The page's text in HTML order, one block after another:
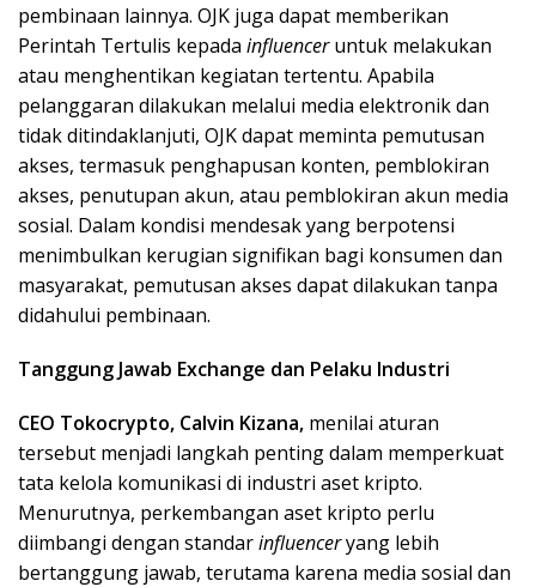
pembinaan lainnya. OJK juga dapat memberikan
Perintah Tertulis kepada influenceruntuk melakukan
atau menghentikan kegiatan tertentu. Apabila
pelanggaran dilakukan melalui media elektronik dan
tidak ditindaklanjuti, OJK dapat meminta pemutusan
akses, termasuk penghapusan konten, pemblokiran
akses, penutupan akun, atau pemblokiran akun media
sosial. Dalam kondisi mendesak yang berpotensi
menimbulkan kerugian signifikan bagi konsumen dan
masyarakat, pemutusan akses dapat dilakukan tanpa
didahului pembinaan.
Tanggung Jawab Exchange dan Pelaku Industri
CEO Tokocrypto, Calvin Kizana, menilai aturan
tersebut menjadi langkah penting dalam memperkuat
tata kelola komunikasi di industri aset kripto.
Menurutnya, perkembangan aset kripto perlu
diimbangi dengan standarinfluenceryang lebih
bertanggung jawab, terutama karena media sosial dan